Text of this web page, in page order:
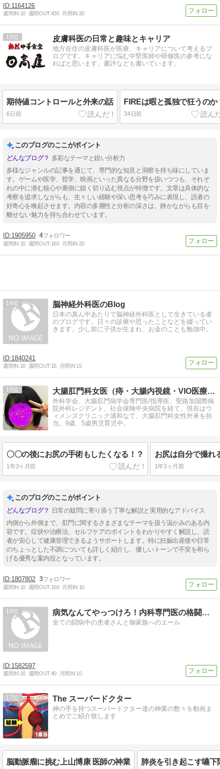
1164126
週間IN:10 週間OUT:435 月間IN:20
13 皮膚科医の日常と趣味とキャリア
地方在住の皮膚科医が医療、キャリアについて考えるブ
ログです。キャリアに悩む中堅医師や研修医の参考にな
ればと思います。書評なども書いています。
期待値コントロールと外来の話
6日前
FIREは暇と孤独で狂うのか
34日前
このブログのここがポイント
多彩なテーマと鋭い分析力
多様なジャンルの記事を通じて、専門的な知見と洞察を持ち味にしていま
す。ゲームや医学、哲学、映画といった異なる分野を扱いつつも、それぞ
れの中に潜む核心や裏側に鋭く切り込む視点が特徴です。文章は具体的な
考察を追求しながらも、生々しい経験や深い思考を巧みに表現し、読者の
好奇心を喚起させます。内容の多層性と分析の深さは、静かながらも目を
離せない魅力を持ち合わせています。
1905950 4
週間IN:10 週間OUT:160 月間IN:20
14 脳神経外科医のBlog
日本の真ん中あたりで脳神経外科医として生きている者
のブログです。日々の診療や思ったことなどを綴ってい
きます。少し前に子供が生まれ、お金のことも勉強中。
1840241
週間IN:10 週間OUT:15 月間IN:15
15 大腸肛門科女医（痔・大腸内視鏡・VIO医療脱毛）／埼玉県
外科学会、大腸肛門病学会専門医/指導医。聖路加国際病
院外科レジデント、社会保険中央病院を経て、現在はウ
ィメンズクリニック浦和なて、大腸肛門科女性外来を担
当。9歳、5歳男児育児中。
〇〇の後にお尻の手術もしたくなる！？
1年3ヶ月前 1年3ヶ月前
このブログのここがポイント
日常の疑問に寄り添う丁寧な解説と実用的なアドバイス
内側から外側まで、肛門に関するさまざまなテーマを扱う温かみのある内
容です。症状や治療法、セルフケアのポイントをわかりやすく解説し、読
者が安心して健康管理できるようサポートします。特に妊娠出産後や日常
のちょっとした不調についても詳しく紹介し、優しいトーンで不安を和ら
げる優秀な案内役となっています。
1807802 3
週間IN:10 週間OUT:160 月間IN:10
16 病気なんてやっつけろ！内科専門医の格闘の日々
全ての闘病中の患者さんと御家族へのエール
1582597
週間IN:10 週間OUT:40 月間IN:10
17 The スーパードクター
神の手を持つスーパードクター達の神業の数々を動画ま
とめでご紹介致します
脳動脈瘤に挑む上山博康 医師の神業 肺炎を引き起こす嚥下